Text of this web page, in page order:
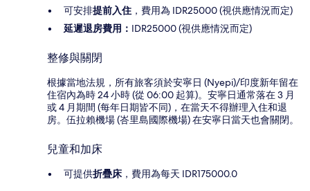
可安排提前入住 ，費用為 IDR25000 (視供應情況而定)
延遲退房費用： IDR25000 (視供應情況而定)
整修與關閉
根據當地法規，所有旅客須於安寧日 (Nyepi)/印度新年留在
住宿內為時 24 小時 (從 06:00 起算)。安寧日通常落在 3 月
或 4 月期間 (每年日期皆不同)，在當天不得辦理入住和退
房。伍拉賴機場 (峇里島國際機場) 在安寧日當天也會關閉。
兒童和加床
可提供折疊床 ，費用為每天 IDR175000.0